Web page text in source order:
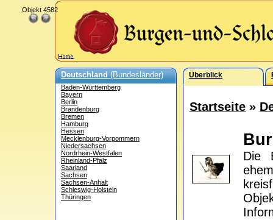
Deutschland(Bundesländer)
Baden-Württemberg
Bayern
Berlin
Brandenburg
Bremen
Hamburg
Hessen
Mecklenburg-Vorpommern
Niedersachsen
Nordrhein-Westfalen
Rheinland-Pfalz
Saarland
Sachsen
Sachsen-Anhalt
Schleswig-Holstein
Thüringen
Überblick
Startseite »
Die
Objekt 4582